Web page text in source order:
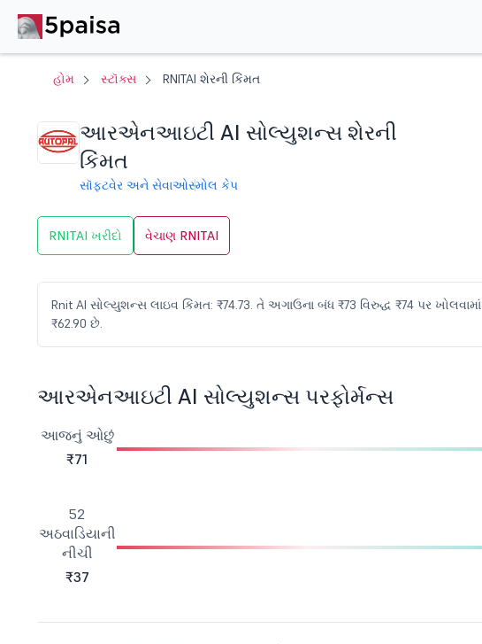
હોમ સ્ટૉક્સ RNITAI શેરની કિંમત
આરએનઆઇટી AI સોલ્યુશન્સ શેરની
કિંમત
સૉફ્ટવેર અને સેવાઓસ્મોલ કેપ
RNITAI ખરીદો વેચાણ RNITAI
Rnit AI સોલ્યુશન્સ લાઇવ કિંમત: ₹74.73. તે અગાઉના બંધ ₹73 વિરુદ્ધ ₹74 પર
₹62.90 છે.
આરએનઆઇટી AI સોલ્યુશન્સ પરફોર્મન્સ
આજનું ઓછું
₹71
52
અઠવાડિયાની
નીચી
₹37